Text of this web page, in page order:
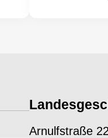
Arnulfstraße